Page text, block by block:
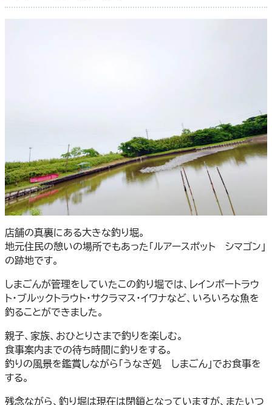
店舗の真裏にある大きな釣り堀。
地元住民の憩いの場所でもあった「ルアースポット シマゴン」
の跡地です。
しまごんが管理をしていたこの釣り堀では、レインボートラウ
ト・ブルックトラウト・サクラマス・イワナなど、いろいろな魚を
釣ることができました。
親子、家族、おひとりさまで釣りを楽しむ。
食事案内までの待ち時間に釣りをする。
釣りの風景を鑑賞しながら「うなぎ処 しまごん」でお食事を
する。
残念ながら、釣り堀は現在は閉鎖となっていますが、またいつ